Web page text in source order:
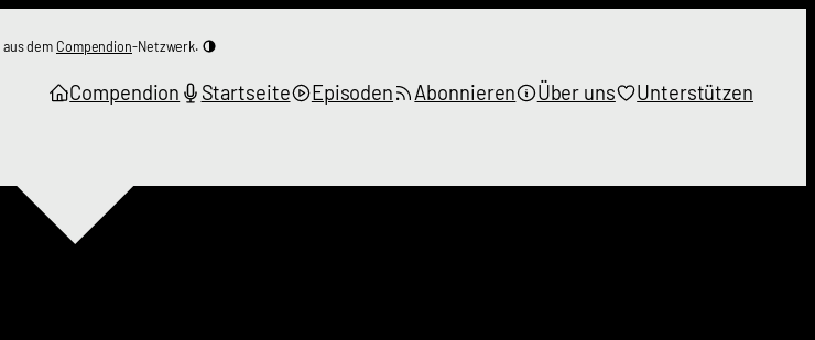
aus dem Compendion-Netzwerk.
Compendion Startseite Episoden Abonnieren Über uns Unterstützen